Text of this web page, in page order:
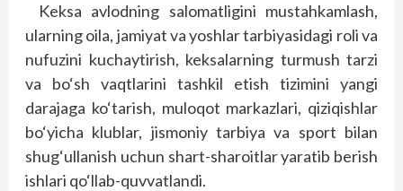
Keksa avlodning salomatligini mustahkamlash,
ularning oila, jamiyat va yoshlar tarbiyasidagi roli va
nufuzini kuchaytirish, keksalarning turmush tarzi
va bo‘sh vaqtlarini tashkil etish tizimini yangi
darajaga ko‘tarish, muloqot markazlari, qiziqishlar
bo‘yicha klublar, jismoniy tarbiya va sport bilan
shug‘ullanish uchun shart-sharoitlar yaratib berish
ishlari qo‘llab-quvvatlandi.